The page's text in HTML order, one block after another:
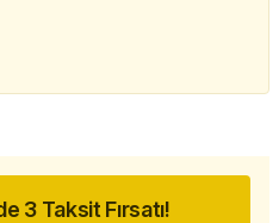
3 Taksit Fırsatı!